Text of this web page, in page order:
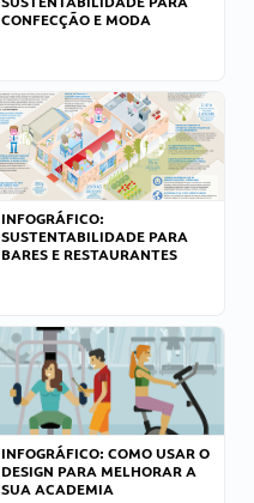
CONFECÇÃO E MODA
INFOGRÁFICO:
SUSTENTABILIDADE PARA
BARES E RESTAURANTES
INFOGRÁFICO: COMO USAR O
DESIGN PARA MELHORAR A
SUA ACADEMIA